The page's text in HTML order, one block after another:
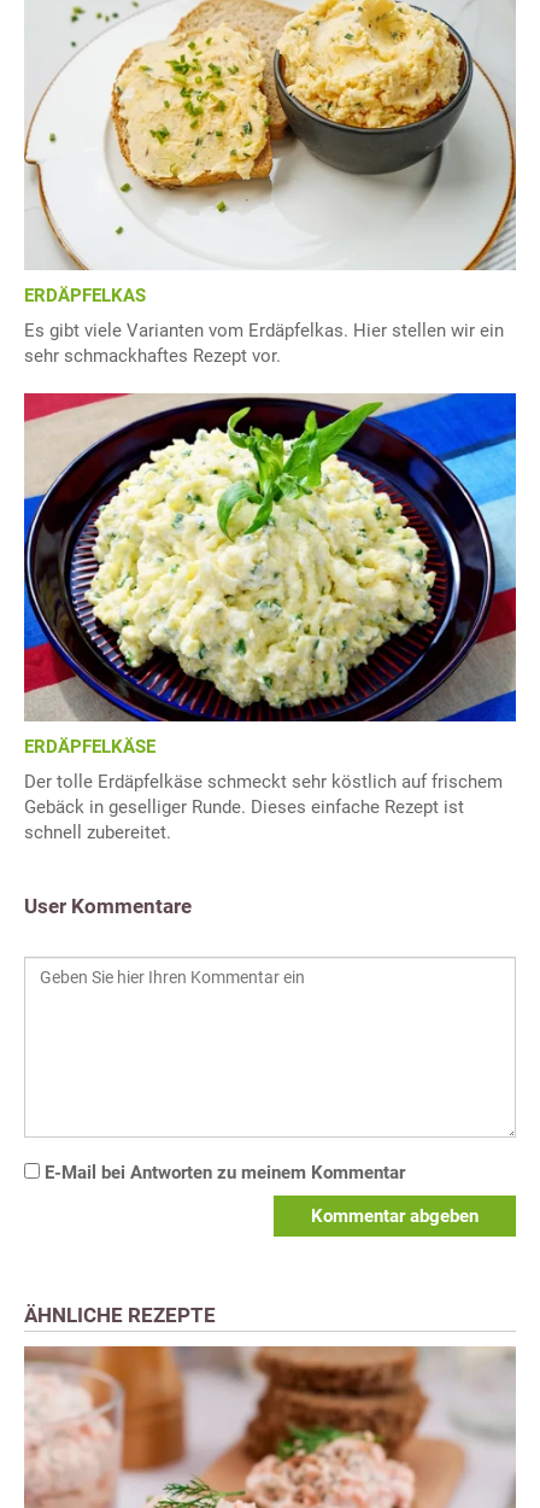
ERDÄPFELKAS
Es gibt viele Varianten vom Erdäpfelkas. Hier stellen wir ein
sehr schmackhaftes Rezept vor.
ERDÄPFELKÄSE
Der tolle Erdäpfelkäse schmeckt sehr köstlich auf frischem
Gebäck in geselliger Runde. Dieses einfache Rezept ist
schnell zubereitet.
User Kommentare
E-Mail bei Antworten zu meinem Kommentar
Kommentar abgeben
ÄHNLICHE REZEPTE